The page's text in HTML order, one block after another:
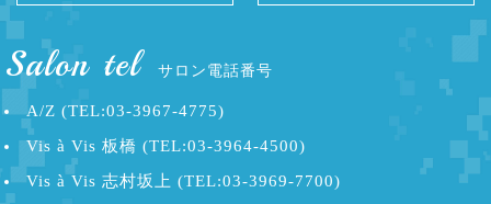
Salon tel サロン電話番号
A/Z (TEL:03-3967-4775)
Vis à Vis 板橋 (TEL:03-3964-4500)
Vis à Vis 志村坂上 (TEL:03-3969-7700)